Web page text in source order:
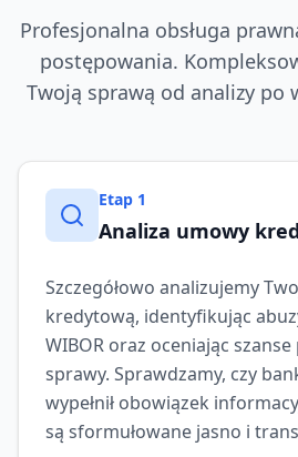
Profesjonalna obsługa
postępowania.
Twoją sprawą od analizy po
Etap 1
Analiza umowy
Szczegółowo analizujemy
kredytową, identyfikując
WIBOR oraz oceniając
sprawy. Sprawdzamy, czy
wypełnił obowiązek
są sformułowane jasno i